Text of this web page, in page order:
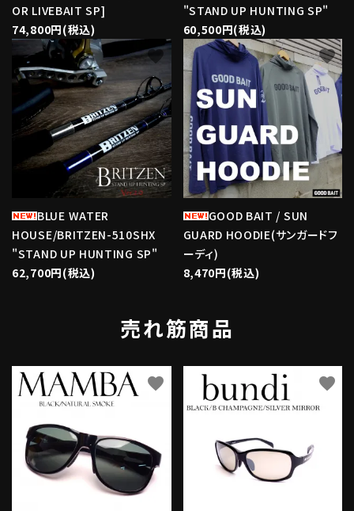
OR LIVEBAIT SP]
74,800円(税込)
"STAND UP HUNTING SP"
60,500円(税込)
BLUE WATER
HOUSE/BRITZEN-510SHX
"STAND UP HUNTING SP"
62,700円(税込)
favorite
GOOD BAIT / SUN
GUARD HOODIE(サンガードフ
ーディ)
8,470円(税込)
favorite
売れ筋商品
favorite favorite